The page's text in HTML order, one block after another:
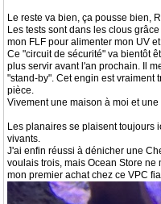
Le reste va bien, ça pousse bien,
Les tests sont dans les clous
mon FLF pour alimenter mon UV
Ce "circuit de sécurité" va bientôt
plus servir avant l'an prochain. Il
"stand-by". Cet engin est vraiment
pièce.
Vivement une maison à moi et
Les planaires se plaisent toujours
vivants.
J'ai enfin réussi à dénicher une
voulais trois, mais Ocean Store
mon premier achat chez ce VPC